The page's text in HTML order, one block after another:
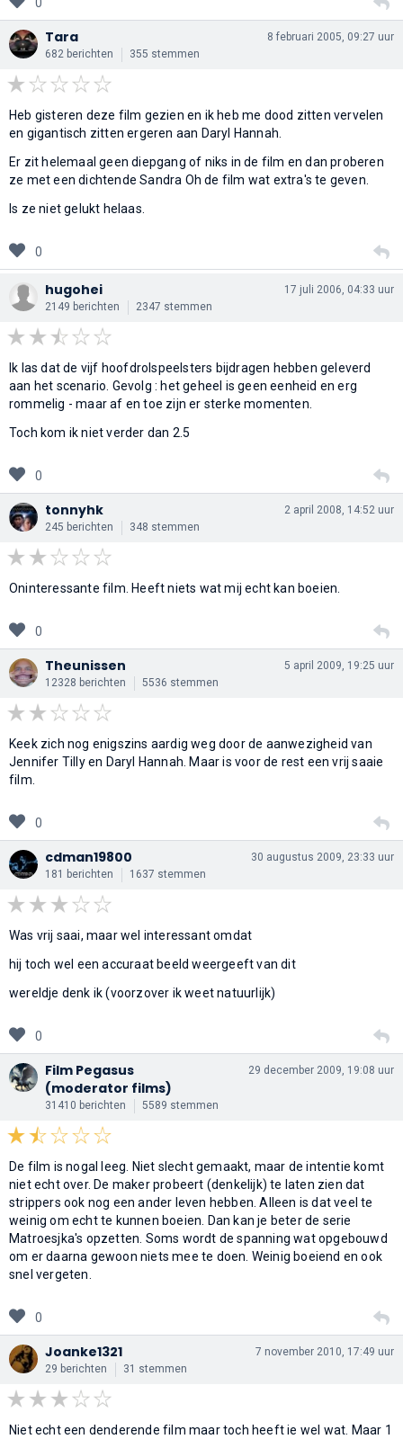
Tara
682 berichten 355 stemmen
8 februari 2005, 09:27 uur
Heb gisteren deze film gezien en ik heb me dood zitten vervelen
en gigantisch zitten ergeren aan Daryl Hannah.
Er zit helemaal geen diepgang of niks in de film en dan proberen
ze met een dichtende Sandra Oh de film wat extra's te geven.
Is ze niet gelukt helaas.
0
hugohei
2149 berichten 2347 stemmen
17 juli 2006, 04:33 uur
Ik las dat de vijf hoofdrolspeelsters bijdragen hebben geleverd
aan het scenario. Gevolg : het geheel is geen eenheid en erg
rommelig - maar af en toe zijn er sterke momenten.
Toch kom ik niet verder dan 2.5
0
tonnyhk
245 berichten 348 stemmen
2 april 2008, 14:52 uur
Oninteressante film. Heeft niets wat mij echt kan boeien.
0
Theunissen
12328 berichten 5536 stemmen
5 april 2009, 19:25 uur
Keek zich nog enigszins aardig weg door de aanwezigheid van
Jennifer Tilly en Daryl Hannah. Maar is voor de rest een vrij saaie
film.
0
cdman19800
181 berichten 1637 stemmen
30 augustus 2009, 23:33 uur
Was vrij saai, maar wel interessant omdat
hij toch wel een accuraat beeld weergeeft van dit
wereldje denk ik (voorzover ik weet natuurlijk)
0
Film Pegasus
(moderator films)
31410 berichten 5589 stemmen
29 december 2009, 19:08 uur
De film is nogal leeg. Niet slecht gemaakt, maar de intentie komt
niet echt over. De maker probeert (denkelijk) te laten zien dat
strippers ook nog een ander leven hebben. Alleen is dat veel te
weinig om echt te kunnen boeien. Dan kan je beter de serie
Matroesjka's opzetten. Soms wordt de spanning wat opgebouwd
om er daarna gewoon niets mee te doen. Weinig boeiend en ook
snel vergeten.
0
Joanke1321
29 berichten 31 stemmen
7 november 2010, 17:49 uur
Niet echt een denderende film maar toch heeft ie wel wat. Maar 1